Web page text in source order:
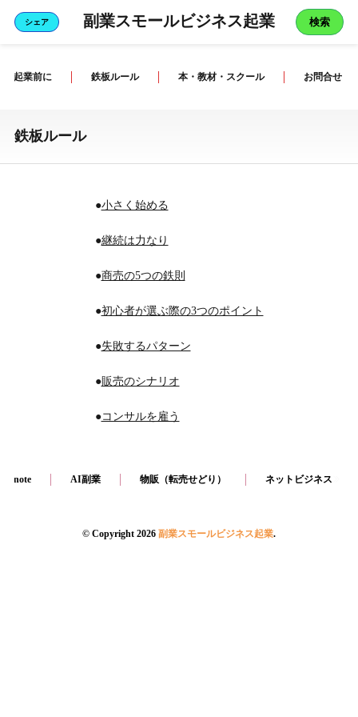
副業スモールビジネス起業
シェア 検索
ビジネスの基本
マインド一発！
「ライティング」言葉で感情を動かす
集客が難しい
私のサイト
ビジネス戦略
起業前に 鉄板ルール 本・教材・スクール お問合せ
鉄板ルール
●小さく始める
●継続は力なり
●商売の5つの鉄則
●初心者が選ぶ際の3つのポイント
●失敗するパターン
●販売のシナリオ
●コンサルを雇う
note AI副業 物販（転売せどり） ネットビジネス
© Copyright 2026 副業スモールビジネス起業.